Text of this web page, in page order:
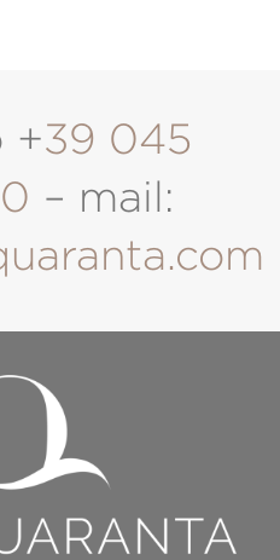
+39 045
– mail: